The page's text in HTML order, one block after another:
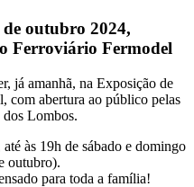
outubro 2024,
Ferroviário Fermodel
já amanhã, na Exposição de
com abertura ao público pelas
Lombos.
às 19h de sábado e domingo
outubro).
para toda a família!